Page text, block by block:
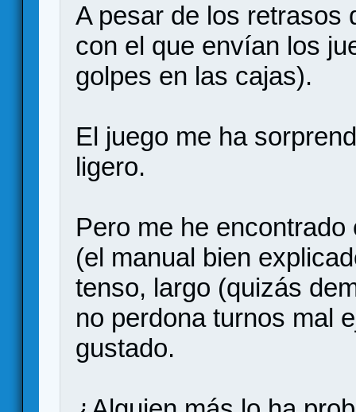
A pesar de los retrasos
con el que envían los
golpes en las cajas).
El juego me ha
ligero.
Pero me he
(el manual bien
tenso, largo (quizás
no perdona turnos mal
gustado.